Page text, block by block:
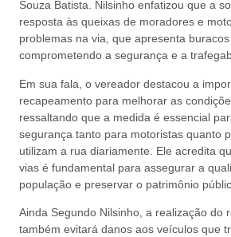
Souza Batista. Nilsinho enfatizou que a
resposta às queixas de moradores e
problemas na via, que apresenta
comprometendo a segurança e a
Em sua fala, o vereador destacou a
recapeamento para melhorar as
ressaltando que a medida é essencial
segurança tanto para motoristas quanto
utilizam a rua diariamente. Ele acredita
vias é fundamental para assegurar a
população e preservar o patrimônio
Ainda Segundo Nilsinho, a realização do
também evitará danos aos veículos que